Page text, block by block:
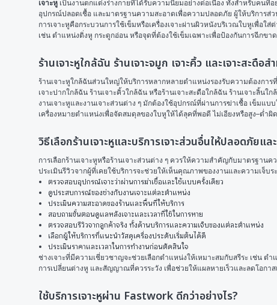
เจาะหู เป็นงานตกแต่งร่างกายที่ได้รับความนิยมอย่างต่อเนื่อง ทั้งสำหรับคนที่
อุปกรณ์ปลอดเชื้อ และมาตรฐานความสะอาดเพื่อความปลอดภัย ผู้ให้บริการส่ว
การเจาะหูคือกระบวนการใช้เข็มหรือเครื่องเจาะผ่านผิวหนังบริเวณใบหูเพื่อ
เช่น ตำแหน่งติ่งหู กระดูกอ่อน หรือจุดที่ต้องใช้เข็มเฉพาะเพื่อป้องกันการฉีก
ร้านเจาะหูใกล้ฉัน ร้านเจาะจมูก เจาะคิ้ว และเจาะสะดือ
ร้านเจาะหูใกล้ฉันส่วนใหญ่ให้บริการหลากหลายตำแหน่งรองรับความต้องการ
เจาะปากใกล้ฉัน ร้านเจาะคิ้วใกล้ฉัน หรือร้านเจาะสะดือใกล้ฉัน ร้านเจาะลิ้น
งานเจาะหูและงานเจาะส่วนต่าง ๆ มักต้องใช้อุปกรณ์ที่ผ่านการฆ่าเชื้อ เข็มแ
เครื่องหมายตำแหน่งเพื่อจัดสมดุลของใบหูให้ได้ลุคที่พอดี ไม่เอียงหรือสูง–ต่ำ
วิธีเลือกร้านเจาะหูและบริการเจาะส่วนอื่นให้ปลอดภัยแล
การเลือกร้านเจาะหูหรือร้านเจาะส่วนต่าง ๆ ควรให้ความสำคัญกับมาตรฐา
ประเมินรีวิวจากผู้ที่เคยใช้บริการจะช่วยให้เห็นคุณภาพของงานและความเจ็บร
ตรวจสอบอุปกรณ์เจาะว่าผ่านการฆ่าเชื้อและใช้แบบครั้งเดียว
ดูประสบการณ์ของช่างกับงานเจาะแต่ละตำแหน่ง
ประเมินความสะอาดของร้านและพื้นที่ให้บริการ
สอบถามขั้นตอนดูแลหลังเจาะและเวลาที่ใช้ในการหาย
ตรวจสอบรีวิวจากลูกค้าจริง ทั้งด้านบริการและความเจ็บของแต่ละตำแหน่ง
เลือกผู้ให้บริการที่แนะนำวัสดุเครื่องประดับเริ่มต้นได้ดี
ประเมินราคาและเวลาในการทำงานก่อนตัดสินใจ
ช่างเจาะที่มีความเชี่ยวชาญจะช่วยเลือกตำแหน่งให้เหมาะสมกับสรีระ เช่น
การเปลี่ยนต่างหู และสัญญาณที่ควรระวัง เพื่อช่วยให้แผลหายเร็วและลดโอกา
ใช้บริการเจาะหูผ่าน Fastwork ดีกว่าอย่างไร?